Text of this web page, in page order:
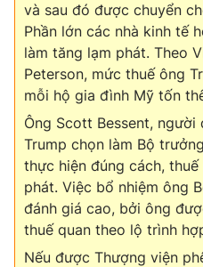
VTV Sức khoẻ
Thị trường 24h
VTV4
VTV9
Liên hệ tòa soạn
và sau đó được chuyển
Phần lớn các nhà kinh tế
làm tăng lạm phát. Theo
Peterson, mức thuế ông
mỗi hộ gia đình Mỹ tốn
Ông Scott Bessent,
Trump chọn làm Bộ
thực hiện đúng cách,
phát. Việc bổ nhiệm ông
đánh giá cao, bởi ông
thuế quan theo lộ trình
Nếu được Thượng viện